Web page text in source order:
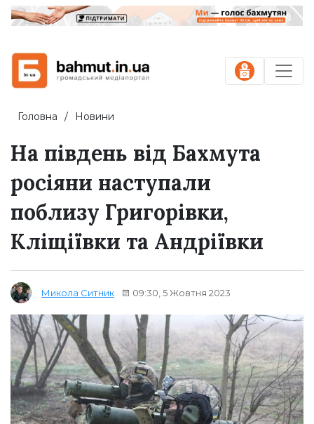
Головна Новини
На південь від Бахмута
росіяни наступали
поблизу Григорівки,
Кліщіївки та Андріївки
Микола Ситник 09:30, 5 Жовтня 2023